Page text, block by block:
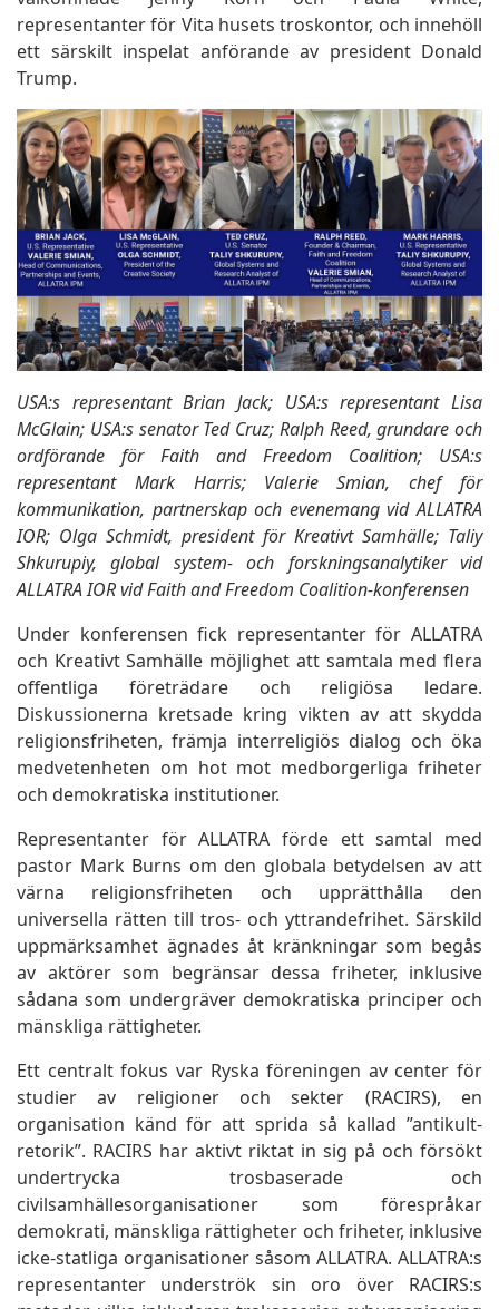
representanter för Vita husets troskontor, och innehöll
ett särskilt inspelat anförande av president Donald
Trump.
USA:s representant Brian Jack; USA:s representant Lisa
McGlain; USA:s senator Ted Cruz; Ralph Reed, grundare och
ordförande för Faith and Freedom Coalition; USA:s
representant Mark Harris; Valerie Smian, chef för
kommunikation, partnerskap och evenemang vid ALLATRA
IOR; Olga Schmidt, president för Kreativt Samhälle; Taliy
Shkurupiy, global system- och forskningsanalytiker vid
ALLATRA IOR vid Faith and Freedom Coalition-konferensen
Under konferensen fick representanter för ALLATRA
och Kreativt Samhälle möjlighet att samtala med flera
offentliga företrädare och religiösa ledare.
Diskussionerna kretsade kring vikten av att skydda
religionsfriheten, främja interreligiös dialog och öka
medvetenheten om hot mot medborgerliga friheter
och demokratiska institutioner.
Representanter för ALLATRA förde ett samtal med
pastor Mark Burns om den globala betydelsen av att
värna religionsfriheten och upprätthålla den
universella rätten till tros- och yttrandefrihet. Särskild
uppmärksamhet ägnades åt kränkningar som begås
av aktörer som begränsar dessa friheter, inklusive
sådana som undergräver demokratiska principer och
mänskliga rättigheter.
Ett centralt fokus var Ryska föreningen av center för
studier av religioner och sekter (RACIRS), en
organisation känd för att sprida så kallad ”antikult-
retorik”. RACIRS har aktivt riktat in sig på och försökt
undertrycka trosbaserade och
civilsamhällesorganisationer som förespråkar
demokrati, mänskliga rättigheter och friheter, inklusive
icke-statliga organisationer såsom ALLATRA. ALLATRA:s
representanter underströk sin oro över RACIRS:s